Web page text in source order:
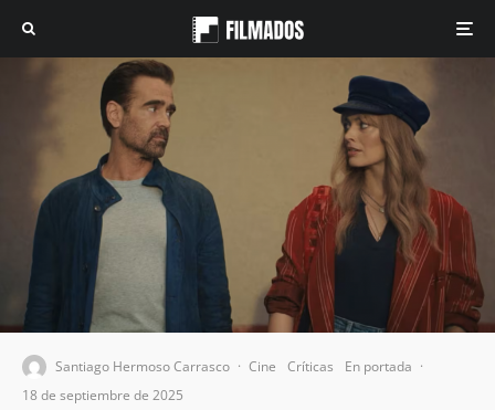
Santiago Hermoso Carrasco · Cine Críticas En portada ·
18 de septiembre de 2025